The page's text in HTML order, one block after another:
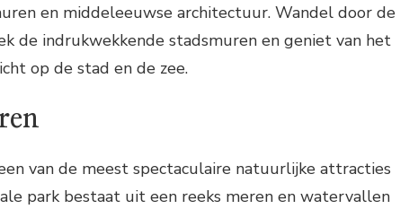
en middeleeuwse architectuur. Wandel door de
de indrukwekkende stadsmuren en geniet van het
op de stad en de zee.
van de meest spectaculaire natuurlijke attracties
park bestaat uit een reeks meren en watervallen